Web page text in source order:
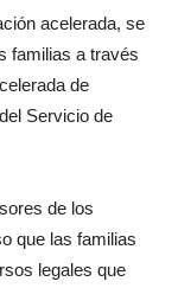
acelerada, se
familias a través
de
Servicio de
de los
que las familias
legales que